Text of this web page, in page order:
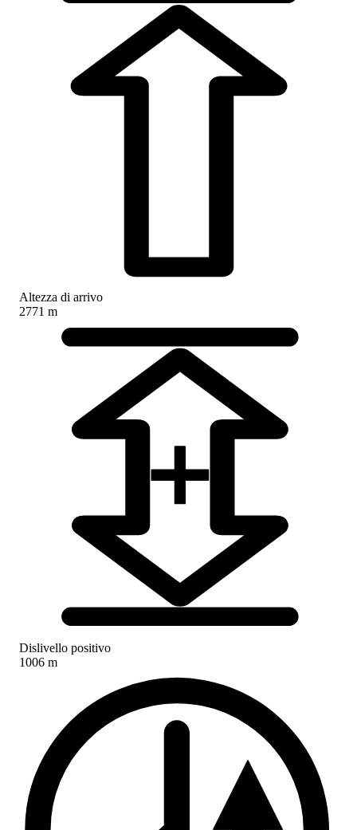
Altezza di arrivo
2771 m
Dislivello positivo
1006 m